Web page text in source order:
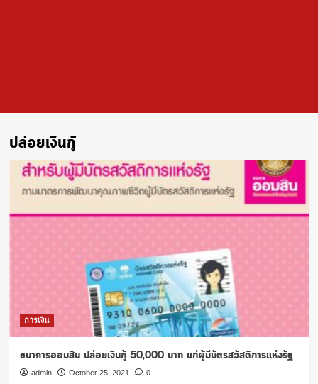
ปล่อยเงินกู้
การเงิน
ธนาคารออมสิน ปล่อยเงินกู้ 50,000 บาท แก่ผู้มีบัตรสวัสดิการแห่งรัฐ
admin October 25, 2021 0